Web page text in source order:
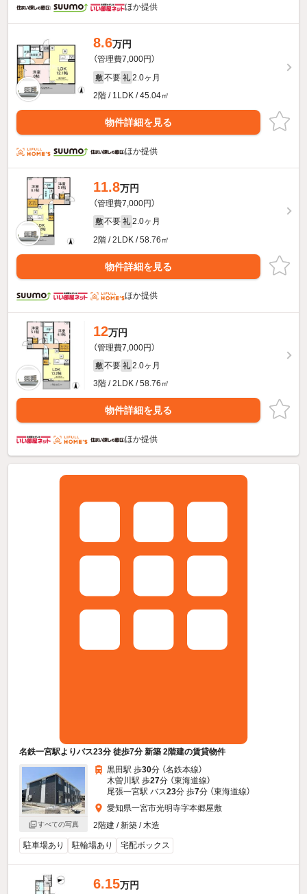
ほか提供
8.6万円
（管理費7,000円）
敷 不要 礼 2.0ヶ月
2階 / 1LDK / 45.04㎡
物件詳細を見る
ほか提供
11.8万円
（管理費7,000円）
敷 不要 礼 2.0ヶ月
2階 / 2LDK / 58.76㎡
物件詳細を見る
ほか提供
12万円
（管理費7,000円）
敷 不要 礼 2.0ヶ月
3階 / 2LDK / 58.76㎡
物件詳細を見る
ほか提供
名鉄一宮駅よりバス23分 徒歩7分 新築 2階建の賃貸物件
すべての写真
黒田駅 歩30分 （名鉄本線）
木曽川駅 歩27分 （東海道線）
尾張一宮駅 バス23分 歩7分 （東海道線）
愛知県一宮市光明寺字本郷屋敷
2階建 / 新築 / 木造
駐車場あり 駐輪場あり 宅配ボックス
6.15万円